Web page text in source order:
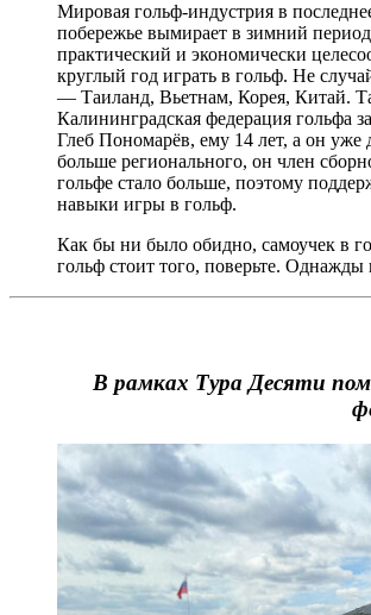
Мировая гольф-индустрия в
побережье вымирает в зимний
практический и экономически
круглый год играть в гольф. Не
— Таиланд, Вьетнам, Корея, Китай.
Калининградская федерация гольфа
Глеб Пономарёв, ему 14 лет, а он
больше регионального, он член
гольфе стало больше, поэтому
навыки игры в гольф.
Как бы ни было обидно, самоучек в
гольф стоит того, поверьте. Однажды
В рамках Тура Десяти